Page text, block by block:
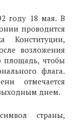
году 18 мая. В
проводится
Конституции,
возложения
площадь, чтобы
флага.
отмечается
днем.
страны,